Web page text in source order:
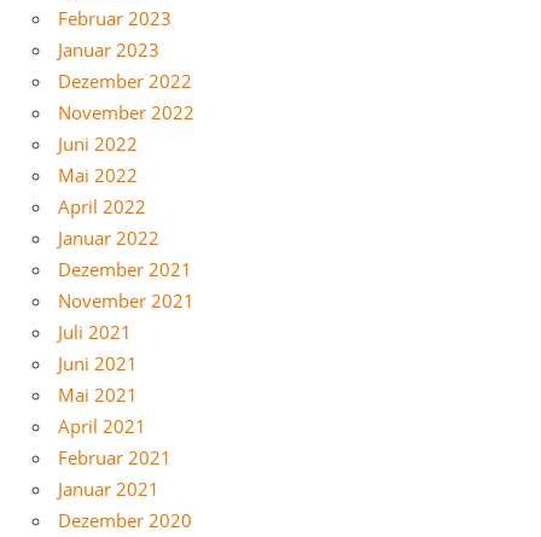
Februar 2023
Januar 2023
Dezember 2022
November 2022
Juni 2022
Mai 2022
April 2022
Januar 2022
Dezember 2021
November 2021
Juli 2021
Juni 2021
Mai 2021
April 2021
Februar 2021
Januar 2021
Dezember 2020